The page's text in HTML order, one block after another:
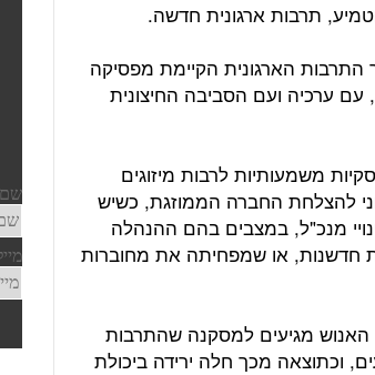
תרבות ארגונית חדשה.
הארגונית הקיימת מפסיקה
ערכיה ועם הסביבה החיצונית
משמעותיות לרבות מיזוגים
להצלחת החברה הממוזגת, כשיש
מנכ"ל, במצבים בהם ההנהלה
חדשנות, או שמפחיתה את מחוברות
מגיעים למסקנה שהתרבות
וכתוצאה מכך חלה ירידה ביכולת